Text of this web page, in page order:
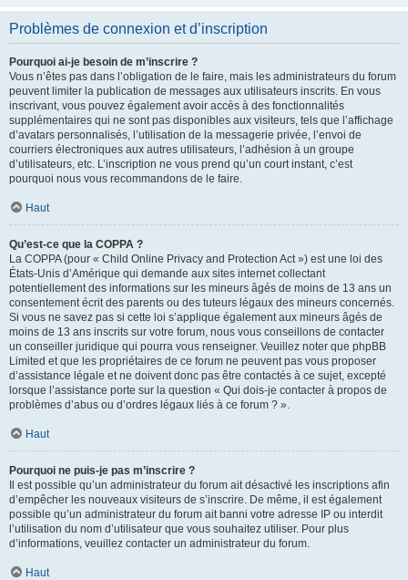
Problèmes de connexion et d’inscription
Pourquoi ai-je besoin de m’inscrire ?
Vous n’êtes pas dans l’obligation de le faire, mais les administrateurs du forum
peuvent limiter la publication de messages aux utilisateurs inscrits. En vous
inscrivant, vous pouvez également avoir accès à des fonctionnalités
supplémentaires qui ne sont pas disponibles aux visiteurs, tels que l’affichage
d’avatars personnalisés, l’utilisation de la messagerie privée, l’envoi de
courriers électroniques aux autres utilisateurs, l’adhésion à un groupe
d’utilisateurs, etc. L’inscription ne vous prend qu’un court instant, c’est
pourquoi nous vous recommandons de le faire.
Haut
Qu’est-ce que la COPPA ?
La COPPA (pour « Child Online Privacy and Protection Act ») est une loi des
États-Unis d’Amérique qui demande aux sites internet collectant
potentiellement des informations sur les mineurs âgés de moins de 13 ans un
consentement écrit des parents ou des tuteurs légaux des mineurs concernés.
Si vous ne savez pas si cette loi s’applique également aux mineurs âgés de
moins de 13 ans inscrits sur votre forum, nous vous conseillons de contacter
un conseiller juridique qui pourra vous renseigner. Veuillez noter que phpBB
Limited et que les propriétaires de ce forum ne peuvent pas vous proposer
d’assistance légale et ne doivent donc pas être contactés à ce sujet, excepté
lorsque l’assistance porte sur la question « Qui dois-je contacter à propos de
problèmes d’abus ou d’ordres légaux liés à ce forum ? ».
Haut
Pourquoi ne puis-je pas m’inscrire ?
Il est possible qu’un administrateur du forum ait désactivé les inscriptions afin
d’empêcher les nouveaux visiteurs de s’inscrire. De même, il est également
possible qu’un administrateur du forum ait banni votre adresse IP ou interdit
l’utilisation du nom d’utilisateur que vous souhaitez utiliser. Pour plus
d’informations, veuillez contacter un administrateur du forum.
Haut